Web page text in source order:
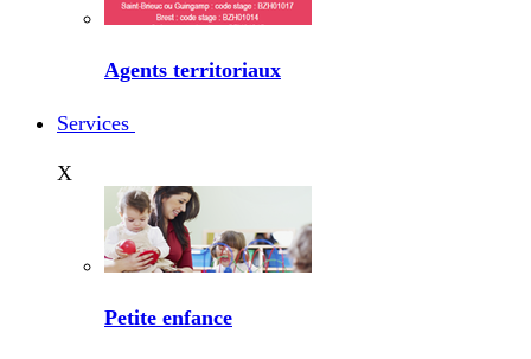
Agents territoriaux
Services
X
Petite enfance